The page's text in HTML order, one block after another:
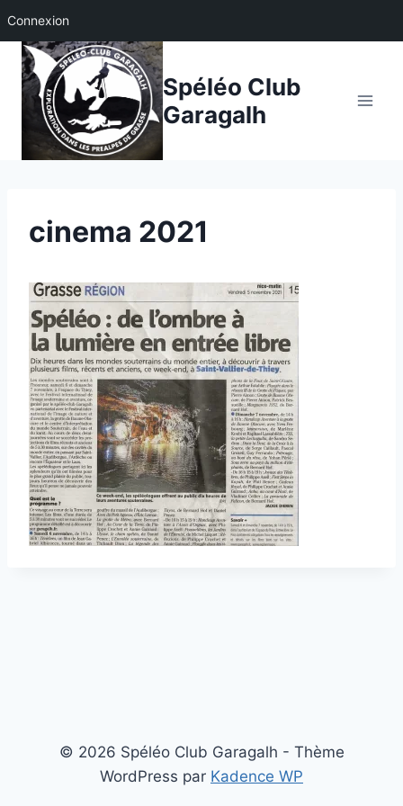
Connexion
Aller
contenu
Spéléo Club
Garagalh
cinema 2021
© 2026 Spéléo Club Garagalh - Thème
WordPress par Kadence WP